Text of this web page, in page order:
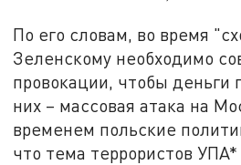
По его словам, во время
Зеленскому необходимо
провокации, чтобы деньги
них – массовая атака на
временем польские
что тема террористов УПА*